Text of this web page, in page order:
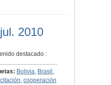
2010
destacado :
Bolivia, Brasil ,
,cooperación